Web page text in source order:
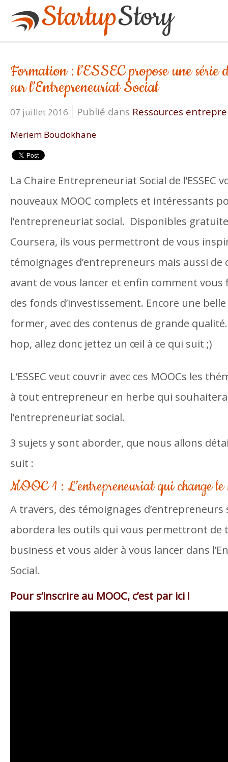
Formation : l’ESSEC propose une
sur l’Entrepreneuriat Social
07 juillet 2016 Publié dans Ressources
Meriem Boudokhane
La Chaire Entrepreneuriat Social de l’ESSEC
nouveaux MOOC complets et intéressants
l’entrepreneuriat social. Disponibles
Coursera, ils vous permettront de vous
témoignages d’entrepreneurs mais aussi de
avant de vous lancer et enfin comment
des fonds d’investissement. Encore une
former, avec des contenus de grande
hop, allez donc jettez un œil à ce qui suit ;)
L’ESSEC veut couvrir avec ces MOOCs les
à tout entrepreneur en herbe qui
l’entrepreneuriat social.
3 sujets y sont aborder, que nous allons
suit :
MOOC 1 : L’entrepreneuriat qui change le
A travers, des témoignages d’entrepreneurs
abordera les outils qui vous permettront de
business et vous aider à vous lancer dans
Social.
Pour s’inscrire au MOOC, c’est par ici !